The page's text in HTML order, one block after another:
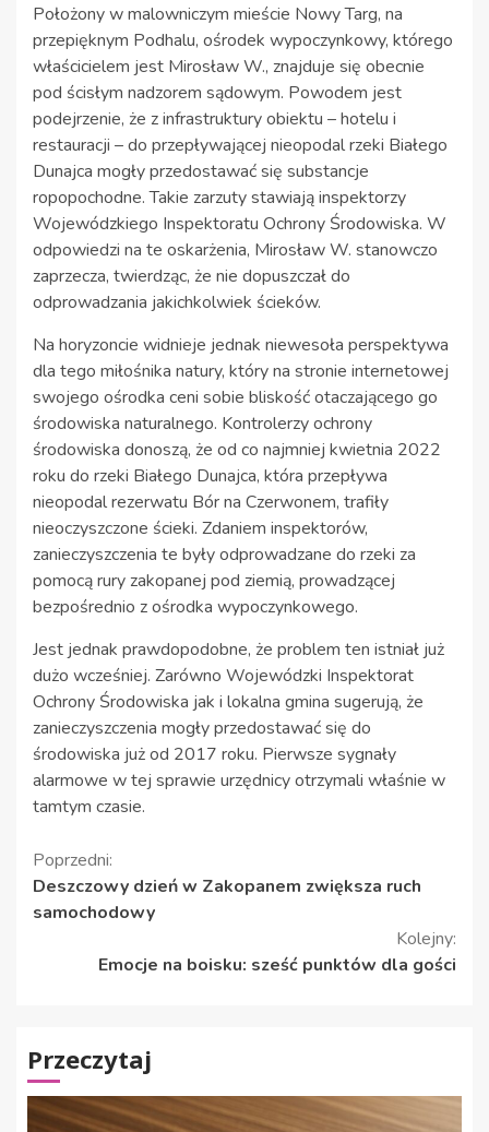
Położony w malowniczym mieście Nowy Targ, na
przepięknym Podhalu, ośrodek wypoczynkowy, którego
właścicielem jest Mirosław W., znajduje się obecnie
pod ścisłym nadzorem sądowym. Powodem jest
podejrzenie, że z infrastruktury obiektu – hotelu i
restauracji – do przepływającej nieopodal rzeki Białego
Dunajca mogły przedostawać się substancje
ropopochodne. Takie zarzuty stawiają inspektorzy
Wojewódzkiego Inspektoratu Ochrony Środowiska. W
odpowiedzi na te oskarżenia, Mirosław W. stanowczo
zaprzecza, twierdząc, że nie dopuszczał do
odprowadzania jakichkolwiek ścieków.
Na horyzoncie widnieje jednak niewesoła perspektywa
dla tego miłośnika natury, który na stronie internetowej
swojego ośrodka ceni sobie bliskość otaczającego go
środowiska naturalnego. Kontrolerzy ochrony
środowiska donoszą, że od co najmniej kwietnia 2022
roku do rzeki Białego Dunajca, która przepływa
nieopodal rezerwatu Bór na Czerwonem, trafiły
nieoczyszczone ścieki. Zdaniem inspektorów,
zanieczyszczenia te były odprowadzane do rzeki za
pomocą rury zakopanej pod ziemią, prowadzącej
bezpośrednio z ośrodka wypoczynkowego.
Jest jednak prawdopodobne, że problem ten istniał już
dużo wcześniej. Zarówno Wojewódzki Inspektorat
Ochrony Środowiska jak i lokalna gmina sugerują, że
zanieczyszczenia mogły przedostawać się do
środowiska już od 2017 roku. Pierwsze sygnały
alarmowe w tej sprawie urzędnicy otrzymali właśnie w
tamtym czasie.
Kontynuuj
czytanie
Poprzedni:
Deszczowy dzień w Zakopanem zwiększa ruch
samochodowy
Kolejny:
Emocje na boisku: sześć punktów dla gości
Przeczytaj